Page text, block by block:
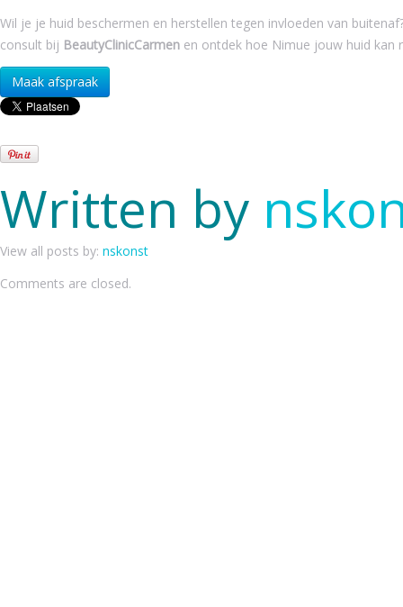
Wil je je huid beschermen en herstellen tegen invloeden van
consult bij BeautyClinicCarmen en ontdek hoe Nimue jouw huid kan
Maak afspraak
Written by
View all posts by: nskonst
Comments are closed.